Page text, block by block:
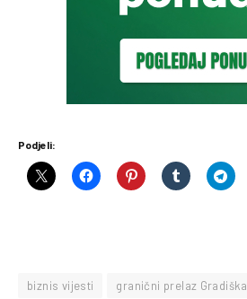
Podjeli:
biznis vijesti granični prelaz Gradiška